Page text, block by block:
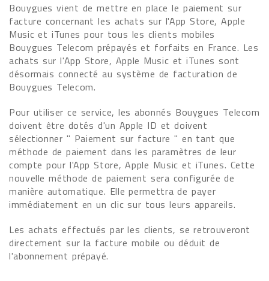
Bouygues vient de mettre en place le paiement sur
facture concernant les achats sur l'App Store, Apple
Music et iTunes pour tous les clients mobiles
Bouygues Telecom prépayés et forfaits en France. Les
achats sur l'App Store, Apple Music et iTunes sont
désormais connecté au système de facturation de
Bouygues Telecom.
Pour utiliser ce service, les abonnés Bouygues Telecom
doivent être dotés d'un Apple ID et doivent
sélectionner " Paiement sur facture " en tant que
méthode de paiement dans les paramètres de leur
compte pour l'App Store, Apple Music et iTunes. Cette
nouvelle méthode de paiement sera configurée de
manière automatique. Elle permettra de payer
immédiatement en un clic sur tous leurs appareils.
Les achats effectués par les clients, se retrouveront
directement sur la facture mobile ou déduit de
l'abonnement prépayé.